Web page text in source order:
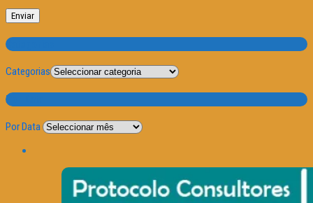
Categorias
Categorias
Por Data
Por Data